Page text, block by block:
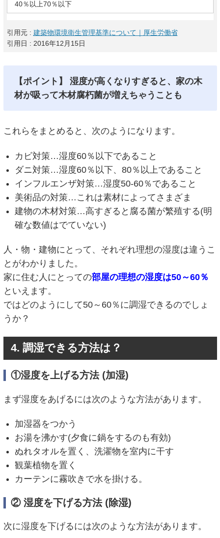
40％以上70％以下
引用元 : 建築物環境衛生管理基準について｜厚生労働省
引用日 : 2016年12月15日
【ポイント】 湿度が高くなりすぎると、家の木
材が吸って木材腐朽菌が増えちゃうことも
これらをまとめると、次のようになります。
カビ対策…湿度60％以下であること
ダニ対策…湿度60％以下、80％以上であること
インフルエンザ対策…湿度50-60％であること
美術品の対策…これは素材によってさまざま
建物の木材対策…高すぎると腐る菌が繁殖する(明
確な数値はでていない)
人・物・建物にとって、それぞれ理想の湿度は違うこ
とがわかりました。
家に住む人にとっての部屋の理想の湿度は50～60％
といえます。
ではどのようにして50～60％に調湿できるのでしょ
うか？
4. 調湿できる方法は？
①湿度を上げる方法 (加湿)
まず湿度をあげるには次のような方法があります。
加湿器をつかう
お湯を沸かす(夕食に鍋をするのも有効)
ぬれタオルを置く、洗濯物を室内に干す
観葉植物を置く
カーテンに霧吹きで水を掛ける。
② 湿度を下げる方法 (除湿)
次に湿度を下げるには次のような方法があります。